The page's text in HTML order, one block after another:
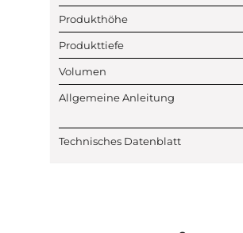
Produkthöhe
Produkttiefe
Volumen
Allgemeine Anleitung
Technisches Datenblatt